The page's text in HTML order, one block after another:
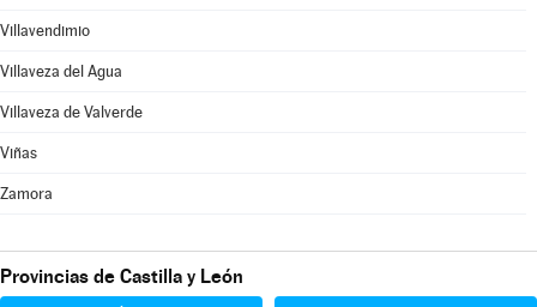
Villavendimio
Villaveza del Agua
Villaveza de Valverde
Viñas
Zamora
Provincias de Castilla y León